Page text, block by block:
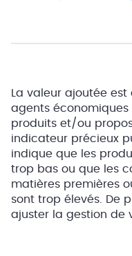
La valeur ajoutée
agents
produits et/ou
indicateur précieux
indique que les
trop bas ou que les
matières premières
sont trop élevés. De
ajuster la gestion de